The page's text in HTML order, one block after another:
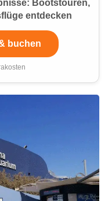
Bootstouren,
entdecken
buchen